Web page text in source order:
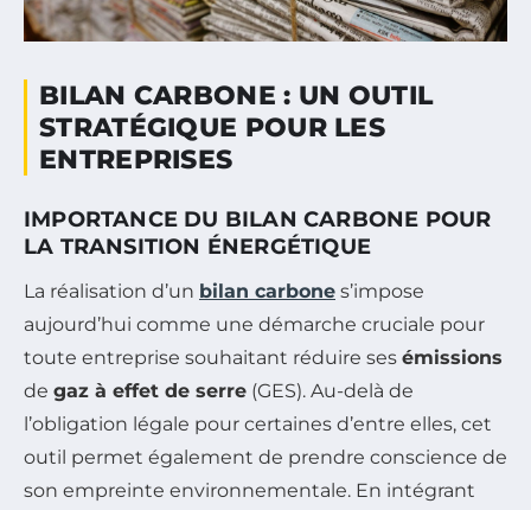
BILAN CARBONE : UN OUTIL
STRATÉGIQUE POUR LES
ENTREPRISES
IMPORTANCE DU BILAN CARBONE POUR
LA TRANSITION ÉNERGÉTIQUE
La réalisation d’un bilan carbone s’impose
aujourd’hui comme une démarche cruciale pour
toute entreprise souhaitant réduire ses émissions
de gaz à effet de serre (GES). Au-delà de
l’obligation légale pour certaines d’entre elles, cet
outil permet également de prendre conscience de
son empreinte environnementale. En intégrant